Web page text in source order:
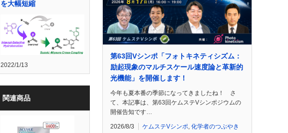
を大幅短縮
2022/1/13
関連商品
第63回Vシンポ「フォトキネティシズム：
励起現象のマルチスケール速度論と革新的
光機能」を開催します！
今年も夏本番の季節になってきましたね！ さ
て、本記事は、第63回ケムステVシンポジウムの
開催告知です…
2026/8/3 ケムステVシンポ, 化学者のつぶやき